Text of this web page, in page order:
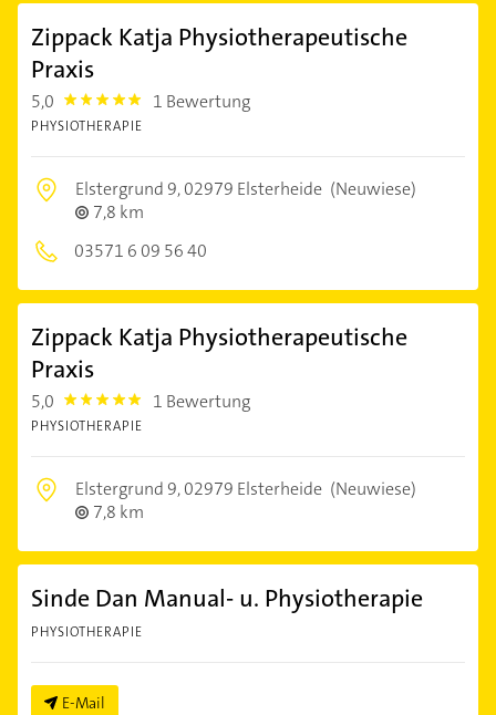
Zippack Katja Physiotherapeutische
Praxis
5,0 5.0 1 Bewertung
PHYSIOTHERAPIE
Elstergrund 9,02979 Elsterheide (Neuwiese)
7,8 km
03571 6 09 56 40
Zippack Katja Physiotherapeutische
Praxis
5,0 5.0 1 Bewertung
PHYSIOTHERAPIE
Elstergrund 9,02979 Elsterheide (Neuwiese)
7,8 km
Sinde Dan Manual- u. Physiotherapie
PHYSIOTHERAPIE
E-Mail